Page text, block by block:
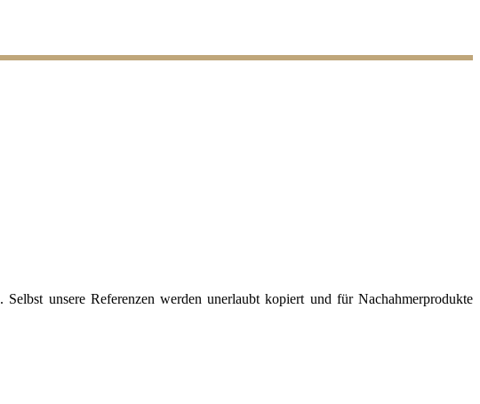
. Selbst unsere Referenzen werden unerlaubt kopiert und für Nachahmerprodukte